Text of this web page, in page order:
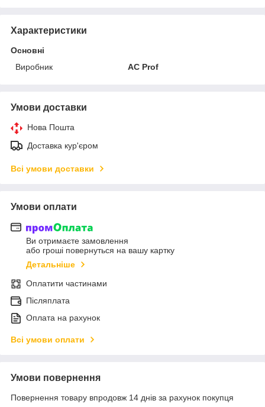
Характеристики
Основні
Виробник
AC Prof
Умови доставки
Нова Пошта
Доставка кур'єром
Всі умови доставки
Умови оплати
Ви отримаєте замовлення
або гроші повернуться на вашу картку
Детальніше
Оплатити частинами
Післяплата
Оплата на рахунок
Всі умови оплати
Умови повернення
Повернення товару впродовж 14 днів за рахунок покупця